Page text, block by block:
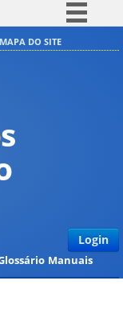
Canais
MAPA DO SITE
Login
Manuais